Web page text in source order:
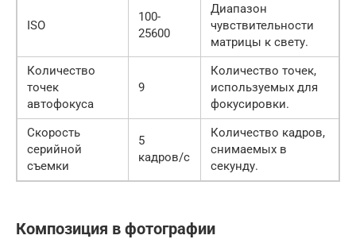
ISO
100-
25600
Диапазон
чувствительности
матрицы к свету.
Количество
точек
автофокуса
9
Количество точек,
используемых для
фокусировки.
Скорость
серийной
съемки
5
кадров/с
Количество кадров,
снимаемых в
секунду.
Композиция в фотографии